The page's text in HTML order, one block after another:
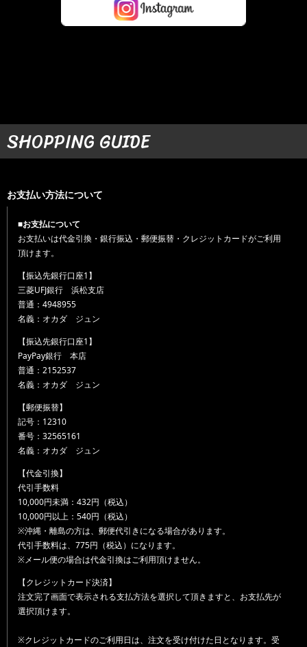
SHOPPING GUIDE
お支払い方法について
■お支払について
お支払いは代金引換・銀行振込・郵便振替・クレジットカードがご利用
頂けます。
【振込先銀行口座1】
三菱UFJ銀行 浜松支店
普通：4948955
名義：オカダ ジュン
【振込先銀行口座1】
PayPay銀行 本店
普通：2152537
名義：オカダ ジュン
【郵便振替】
記号：12310
番号：32565161
名義：オカダ ジュン
【代金引換】
代引手数料
10,000円未満：432円（税込）
10,000円以上：540円（税込）
※沖縄・離島の方は、郵便代引きになる場合があります。
代引手数料は、775円（税込）になります。
※メール便の場合は代金引換はご利用頂けません。
【クレジットカード決済】
注文完了画面で表示される支払方法を選択して頂きますと、お支払先が
選択頂けます。
※クレジットカードのご利用日は、注文を受け付けた日となります。受